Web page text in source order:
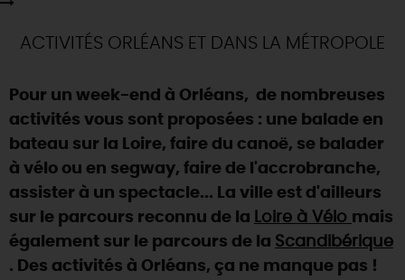
TOUTES LES ACTIVITÉS
Vins etvignobles
guinguettes
Que rapporter du Loiret ?
La Route des
Métiers d'Art
TOUT L'ART DE VIVRE
Une saison de festivals 🎉
Rendez-vous de la nature en 2026
Des sorties en famille dans le Loiret !
Programme des animations "Loiret au fil de l'eau"
2026
INFOS & SERVICES
RÉSERVERMAINTENANT
ACTIVITÉS ORLÉANS ET DANS LA MÉTROPOLE
Pour un week-end à Orléans, de nombreuses
activités vous sont proposées : une balade en
bateau sur la Loire, faire du canoë, se balader
à vélo ou en segway, faire de l'accrobranche,
assister à un spectacle... La ville est d'ailleurs
sur le parcours reconnu de la Loire à Vélo mais
également sur le parcours de la Scandibérique
. Des activités à Orléans, ça ne manque pas !